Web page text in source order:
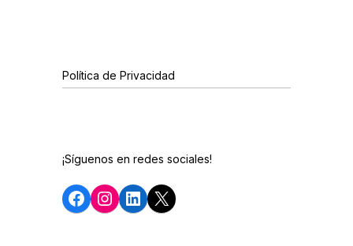
Política de Privacidad
¡Síguenos en redes sociales!
Facebook
Instagram
LinkedIn
X